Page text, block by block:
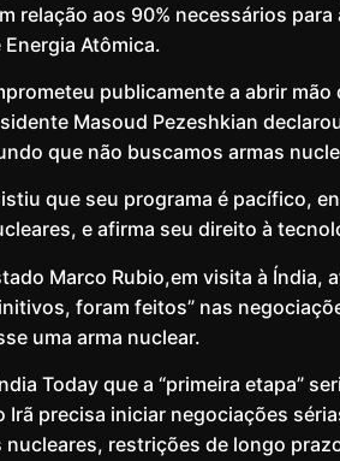
relação aos 90% necessários
Atômica.
publicamente a abrir
Masoud Pezeshkian
que não buscamos armas
que seu programa é pacífico,
e afirma seu direito à
Marco Rubio,em visita à
foram feitos” nas
uma arma nuclear.
Today que a “primeira etapa”
Irã precisa iniciar negociações
nucleares, restrições de longo